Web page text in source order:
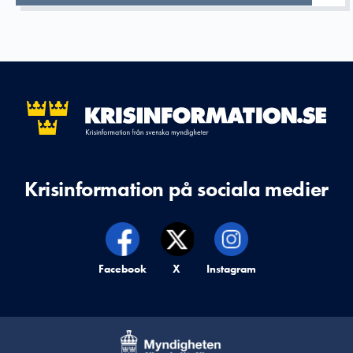
Krisinformation på sociala medier
Krisinformation på,
Facebook Krisinformation på,
X Krisinformation på,
Instagram